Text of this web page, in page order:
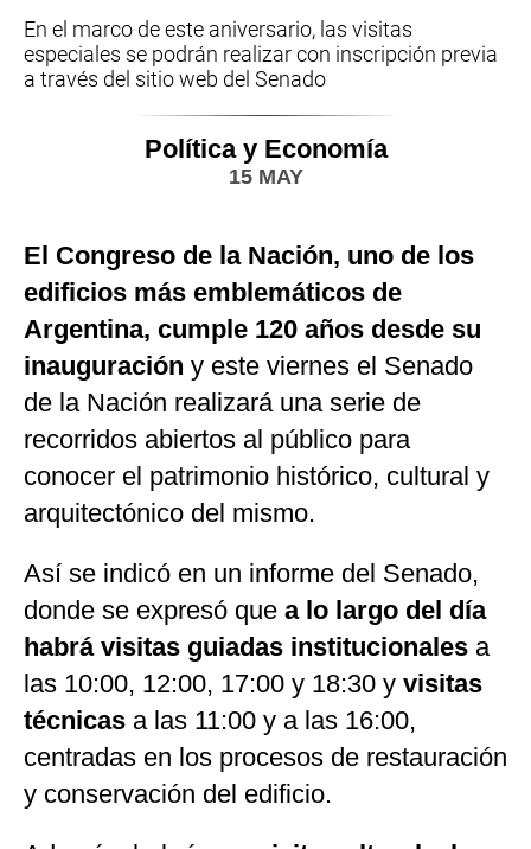
En el marco de este aniversario, las visitas
especiales se podrán realizar con inscripción previa
a través del sitio web del Senado
Política y Economía
15 MAY
El Congreso de la Nación, uno de los
edificios más emblemáticos de
Argentina, cumple 120 años desde su
inauguración y este viernes el Senado
de la Nación realizará una serie de
recorridos abiertos al público para
conocer el patrimonio histórico, cultural y
arquitectónico del mismo.
Así se indicó en un informe del Senado,
donde se expresó que a lo largo del día
habrá visitas guiadas institucionales a
las 10:00, 12:00, 17:00 y 18:30 y visitas
técnicas a las 11:00 y a las 16:00,
centradas en los procesos de restauración
y conservación del edificio.